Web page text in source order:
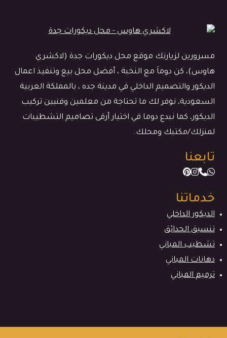
مسرورين لزيارتك موقع محل ديكورات جدة (لاكشري
هاوس)، كن دوماَ مع النخبة ، أفضل محل بيع وتنفيذ اعمال
الديكور والتصميم الداخلي في مدينة جده ، بالمملكة العربية
السعودية، نوفر لك ما تحتاجة من معلمين وفنيين تركيب
الديكور، كما نبدع دوما في اختيار أرقى تصاميم التشطيبات
لمنزلك/مكتبك ومحلك.
تابعنا
خدماتنا
الديكور الداخلي
تنسيق الحدائق
تشطيب المباني
دهانات المباني
ترميم المباني